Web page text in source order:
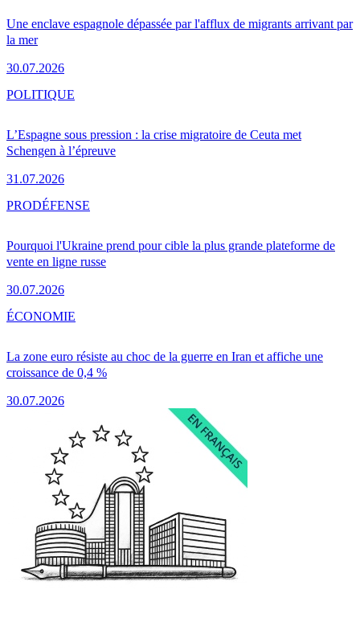
Une enclave espagnole dépassée par l'afflux de migrants arrivant par
la mer
30.07.2026
L’Espagne sous pression : la crise migratoire de Ceuta met
Schengen à l’épreuve
31.07.2026
POLITIQUE
Pourquoi l'Ukraine prend pour cible la plus grande plateforme de
vente en ligne russe
30.07.2026
PRODÉFENSE
La zone euro résiste au choc de la guerre en Iran et affiche une
croissance de 0,4 %
30.07.2026
ÉCONOMIE